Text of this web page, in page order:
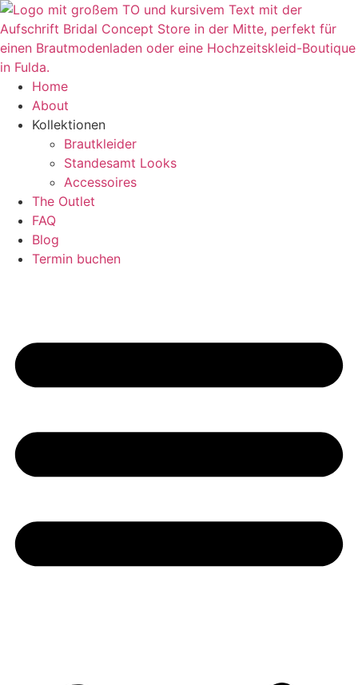
Zum
Inhalt
springen
Home
About
Kollektionen
Brautkleider
Standesamt Looks
Accessoires
The Outlet
FAQ
Blog
Termin buchen